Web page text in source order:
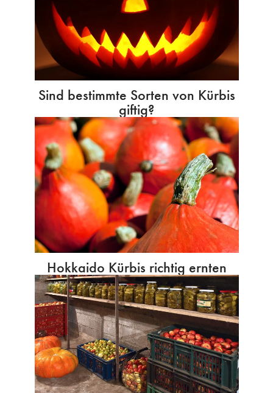
Sind bestimmte Sorten von Kürbis
giftig?
Hokkaido Kürbis richtig ernten